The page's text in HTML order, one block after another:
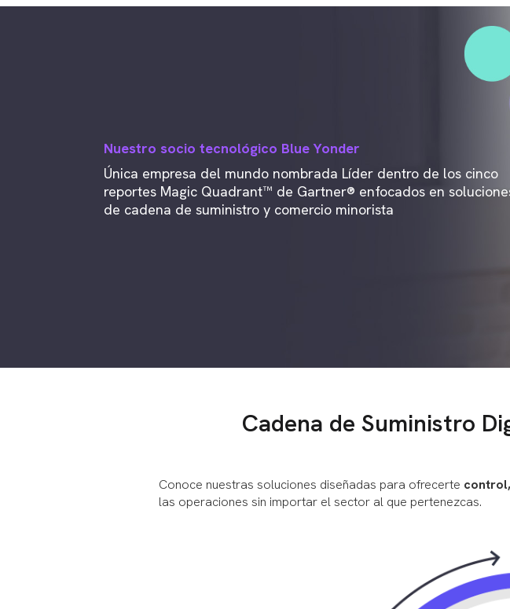
Nuestro socio tecnológico Blue Yonder
Única empresa del mundo nombrada Líder dentro de los cinco
reportes Magic Quadrant™ de Gartner® enfocados en
de cadena de suministro y comercio minorista
Cadena de Suministro
Conoce nuestras soluciones diseñadas para ofrecerte
las operaciones sin importar el sector al que pertenezcas.